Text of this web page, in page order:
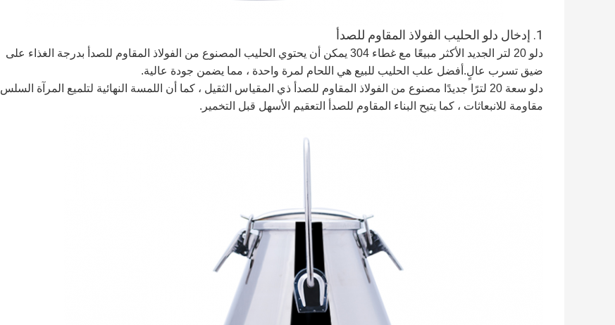
1. إدخال دلو الحليب الفولاذ المقاوم للصدأ
دلو 20 لتر الجديد الأكثر مبيعًا مع غطاء 304 يمكن أن يحتوي الحليب المصنوع من الفولاذ المقاوم للصدأ بدرجة الغذاء على
ضيق تسرب عالٍ.أفضل علب الحليب للبيع هي اللحام لمرة واحدة ، مما يضمن جودة عالية.
دلو سعة 20 لترًا جديدًا مصنوع من الفولاذ المقاوم للصدأ ذي المقياس الثقيل ، كما أن اللمسة النهائية لتلميع المرآة السلس
مقاومة للانبعاثات ، كما يتيح البناء المقاوم للصدأ التعقيم الأسهل قبل التخمير.